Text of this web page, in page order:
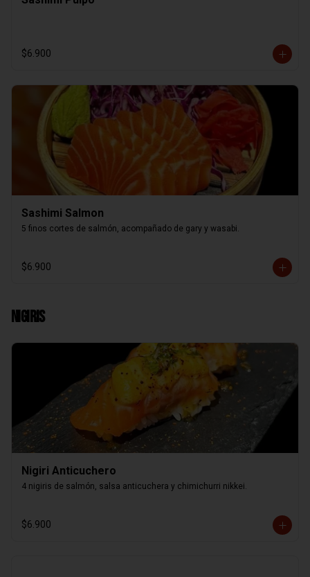
$6.900
Sashimi Salmon
5 finos cortes de salmón, acompañado de gary y wasabi.
$6.900
Nigiris
Nigiri Anticuchero
4 nigiris de salmón, salsa anticuchera y chimichurri nikkei.
$6.900